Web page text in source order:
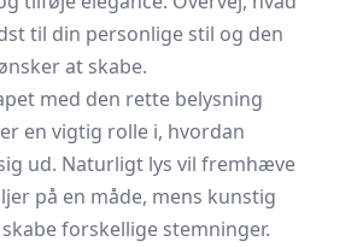
til din personlige stil og den
at skabe.
med den rette belysning
en vigtig rolle i, hvordan
ud. Naturligt lys vil fremhæve
på en måde, mens kunstig
forskellige stemninger.